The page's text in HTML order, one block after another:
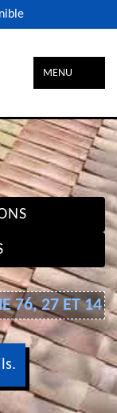
MENU
76, 27 ET 14